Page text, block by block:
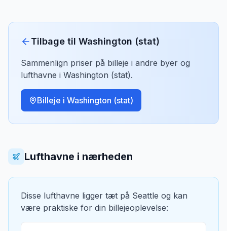
Tilbage til Washington (stat)
Sammenlign priser på billeje i andre byer og
lufthavne i Washington (stat).
Billeje i Washington (stat)
Lufthavne i nærheden
Disse lufthavne ligger tæt på Seattle og kan
være praktiske for din billejeoplevelse: